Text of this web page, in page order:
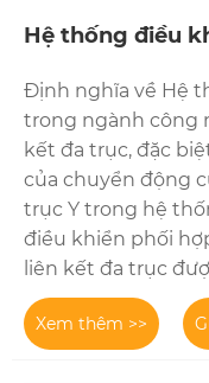
Hệ thống điều
Định nghĩa về Hệ
trong ngành công
kết đa trục, đặc
của chuyển động
trục Y trong hệ
điều khiển phối
liên kết đa trục
Xem thêm >>